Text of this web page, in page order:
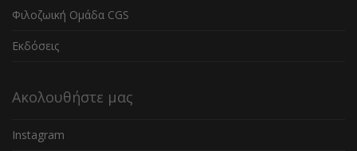
Φιλοζωική Ομάδα CGS
Εκδόσεις
Ακολουθήστε μας
Instagram